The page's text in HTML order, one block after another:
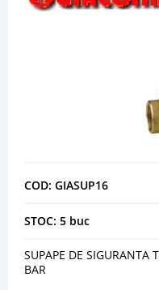
COD: GIASUP16
STOC: 5 buc
SUPAPE DE
BAR